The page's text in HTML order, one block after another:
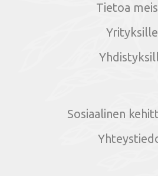
Tietoa
Yrityksille
Sosiaalinen